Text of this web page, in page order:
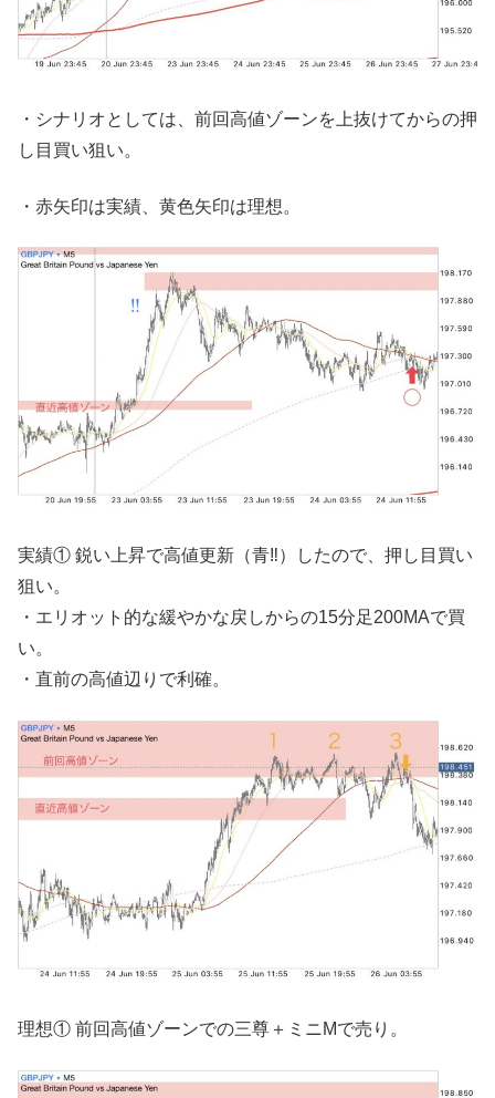
・シナリオとしては、前回高値ゾーンを上抜けてからの押
し目買い狙い。
・赤矢印は実績、黄色矢印は理想。
実績① 鋭い上昇で高値更新（青‼︎）したので、押し目買い
狙い。
・エリオット的な緩やかな戻しからの15分足200MAで買
い。
・直前の高値辺りで利確。
理想① 前回高値ゾーンでの三尊＋ミニMで売り。